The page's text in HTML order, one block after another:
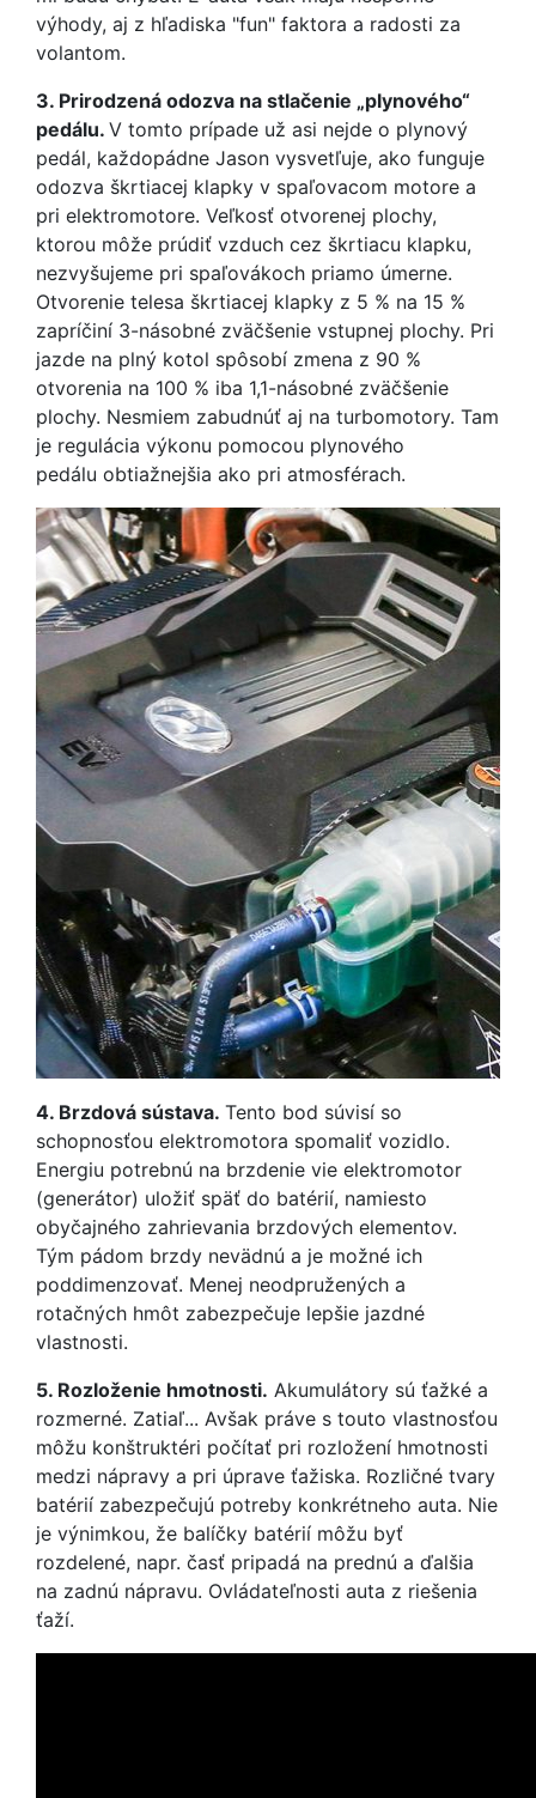
výhody, aj z hľadiska "fun" faktora a radosti za
volantom.
3. Prirodzená odozva na stlačenie „plynového“
pedálu. V tomto prípade už asi nejde o plynový
pedál, každopádne Jason vysvetľuje, ako funguje
odozva škrtiacej klapky v spaľovacom motore a
pri elektromotore. Veľkosť otvorenej plochy,
ktorou môže prúdiť vzduch cez škrtiacu klapku,
nezvyšujeme pri spaľovákoch priamo úmerne.
Otvorenie telesa škrtiacej klapky z 5 % na 15 %
zapríčiní 3-násobné zväčšenie vstupnej plochy. Pri
jazde na plný kotol spôsobí zmena z 90 %
otvorenia na 100 % iba 1,1-násobné zväčšenie
plochy. Nesmiem zabudnúť aj na turbomotory. Tam
je regulácia výkonu pomocou plynového
pedálu obtiažnejšia ako pri atmosférach.
4. Brzdová sústava. Tento bod súvisí so
schopnosťou elektromotora spomaliť vozidlo.
Energiu potrebnú na brzdenie vie elektromotor
(generátor) uložiť späť do batérií, namiesto
obyčajného zahrievania brzdových elementov.
Tým pádom brzdy nevädnú a je možné ich
poddimenzovať. Menej neodpružených a
rotačných hmôt zabezpečuje lepšie jazdné
vlastnosti.
5. Rozloženie hmotnosti. Akumulátory sú ťažké a
rozmerné. Zatiaľ... Avšak práve s touto vlastnosťou
môžu konštruktéri počítať pri rozložení hmotnosti
medzi nápravy a pri úprave ťažiska. Rozličné tvary
batérií zabezpečujú potreby konkrétneho auta. Nie
je výnimkou, že balíčky batérií môžu byť
rozdelené, napr. časť pripadá na prednú a ďalšia
na zadnú nápravu. Ovládateľnosti auta z riešenia
ťaží.